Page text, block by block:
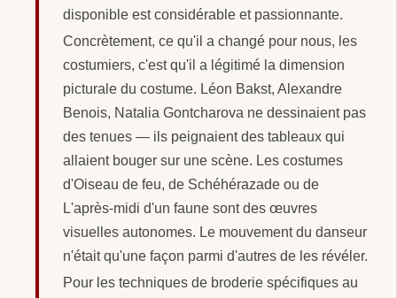
disponible est considérable et passionnante.
Concrètement, ce qu'il a changé pour nous, les
costumiers, c'est qu'il a légitimé la dimension
picturale du costume. Léon Bakst, Alexandre
Benois, Natalia Gontcharova ne dessinaient pas
des tenues — ils peignaient des tableaux qui
allaient bouger sur une scène. Les costumes
d'Oiseau de feu, de Schéhérazade ou de
L'après-midi d'un faune sont des œuvres
visuelles autonomes. Le mouvement du danseur
n'était qu'une façon parmi d'autres de les révéler.
Pour les techniques de broderie spécifiques au